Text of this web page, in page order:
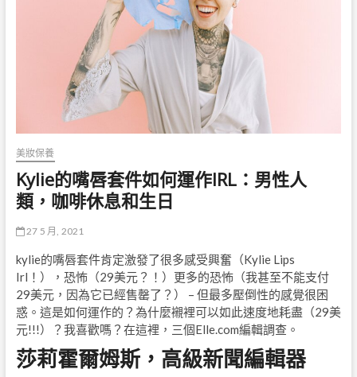
美妝保養
Kylie的嘴唇套件如何運作IRL：男性人
類，咖啡休息和生日
27 5 月, 2021
kylie的嘴唇套件肯定激發了很多感受興奮（Kylie Lips
Irl！），恐怖（29美元？！）更多的恐怖（我甚至不能支付
29美元，因為它已經售罄了？） – 但最多壓倒性的感覺很困
惑。這是如何運作的？為什麼襯裡可以如此速度地耗盡（29美
元!!!）？我喜歡嗎？在這裡，三個Elle.com編輯調查。
莎莉霍爾姆斯，高級新聞編輯器